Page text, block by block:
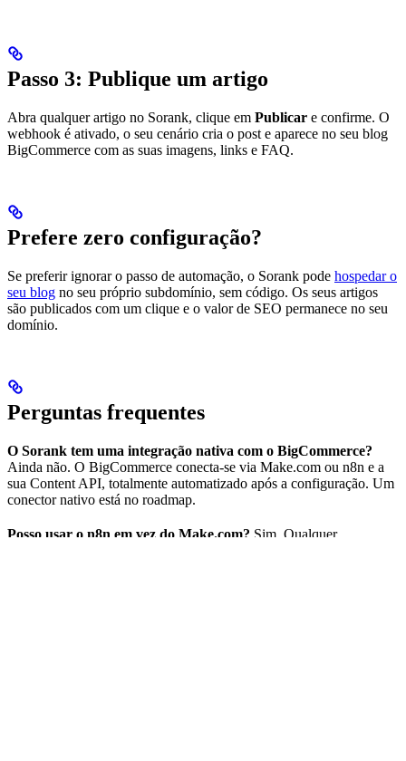
Passo 3: Publique um artigo
Abra qualquer artigo no Sorank, clique em Publicar e confirme. O
webhook é ativado, o seu cenário cria o post e aparece no seu blog
BigCommerce com as suas imagens, links e FAQ.
Prefere zero configuração?
Se preferir ignorar o passo de automação, o Sorank pode hospedar o
seu blog no seu próprio subdomínio, sem código. Os seus artigos
são publicados com um clique e o valor de SEO permanece no seu
domínio.
Perguntas frequentes
O Sorank tem uma integração nativa com o BigCommerce?
Ainda não. O BigCommerce conecta-se via Make.com ou n8n e a
sua Content API, totalmente automatizado após a configuração. Um
conector nativo está no roadmap.
Posso usar o n8n em vez do Make.com? Sim. Qualquer